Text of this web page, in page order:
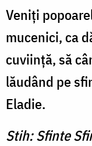
Veniţi
mucenici, ca
cuviinţă, să
lăudând pe
Eladie.
Stih: Sfinte